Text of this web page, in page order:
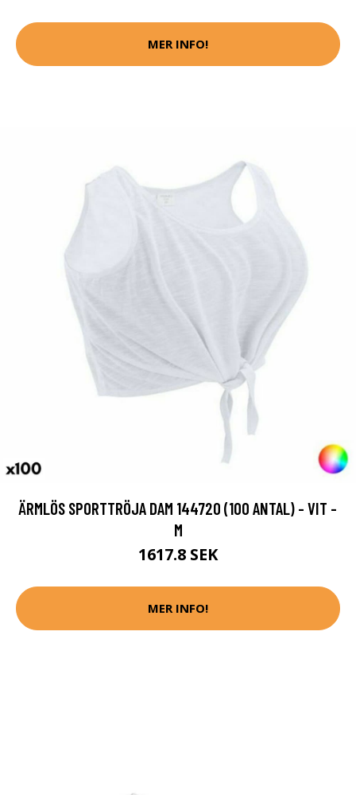
MER INFO!
ÄRMLÖS SPORTTRÖJA DAM 144720 (100 ANTAL) - VIT -
M
1617.8 SEK
MER INFO!